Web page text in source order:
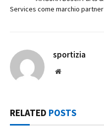
Services come marchio partner
sportizia
Website
RELATED POSTS